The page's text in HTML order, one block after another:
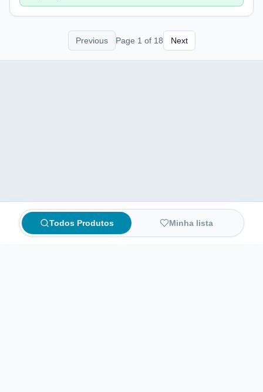
Previous Page 1 of 18 Next
Todos Produtos Minha lista